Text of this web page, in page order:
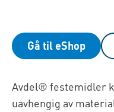
Gå til eShop
Avdel® festemidler
uavhengig av